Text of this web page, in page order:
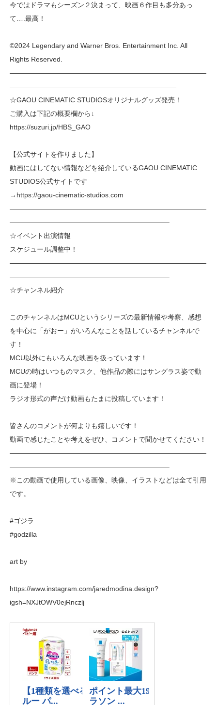
今ではドラマもシーズン２決まって、映画６作目も多分あっ
て….最高！
©2024 Legendary and Warner Bros. Entertainment Inc. All
Rights Reserved.
—————————————————————————————
————————————————————————–
☆GAOU CINEMATIC STUDIOSオリジナルグッズ発売！
ご購入は下記の概要欄から↓
https://suzuri.jp/HBS_GAO
【公式サイトを作りました】
動画にはしてない情報などを紹介しているGAOU CINEMATIC
STUDIOS公式サイトです
→https://gaou-cinematic-studios.com
—————————————————————————————
———————————————————————–
☆イベント出演情報
スケジュール調整中！
—————————————————————————————
———————————————————————–
☆チャンネル紹介
このチャンネルはMCUというシリーズの最新情報や考察、感想
を中心に「がおー」がいろんなことを話しているチャンネルで
す！
MCU以外にもいろんな映画を扱っています！
MCUの時はいつものマスク、他作品の際にはサングラス姿で動
画に登場！
ラジオ形式の声だけ動画もたまに投稿しています！
皆さんのコメントが何よりも嬉しいです！
動画で感じたことや考えをぜひ、コメントで聞かせてください！
—————————————————————————————
———————————————————————–
※この動画で使用している画像、映像、イラストなどは全て引用
です。
#ゴジラ
#godzilla
art by
https://www.instagram.com/jaredmodina.design?
igsh=NXJtOWV0ejRnczlj